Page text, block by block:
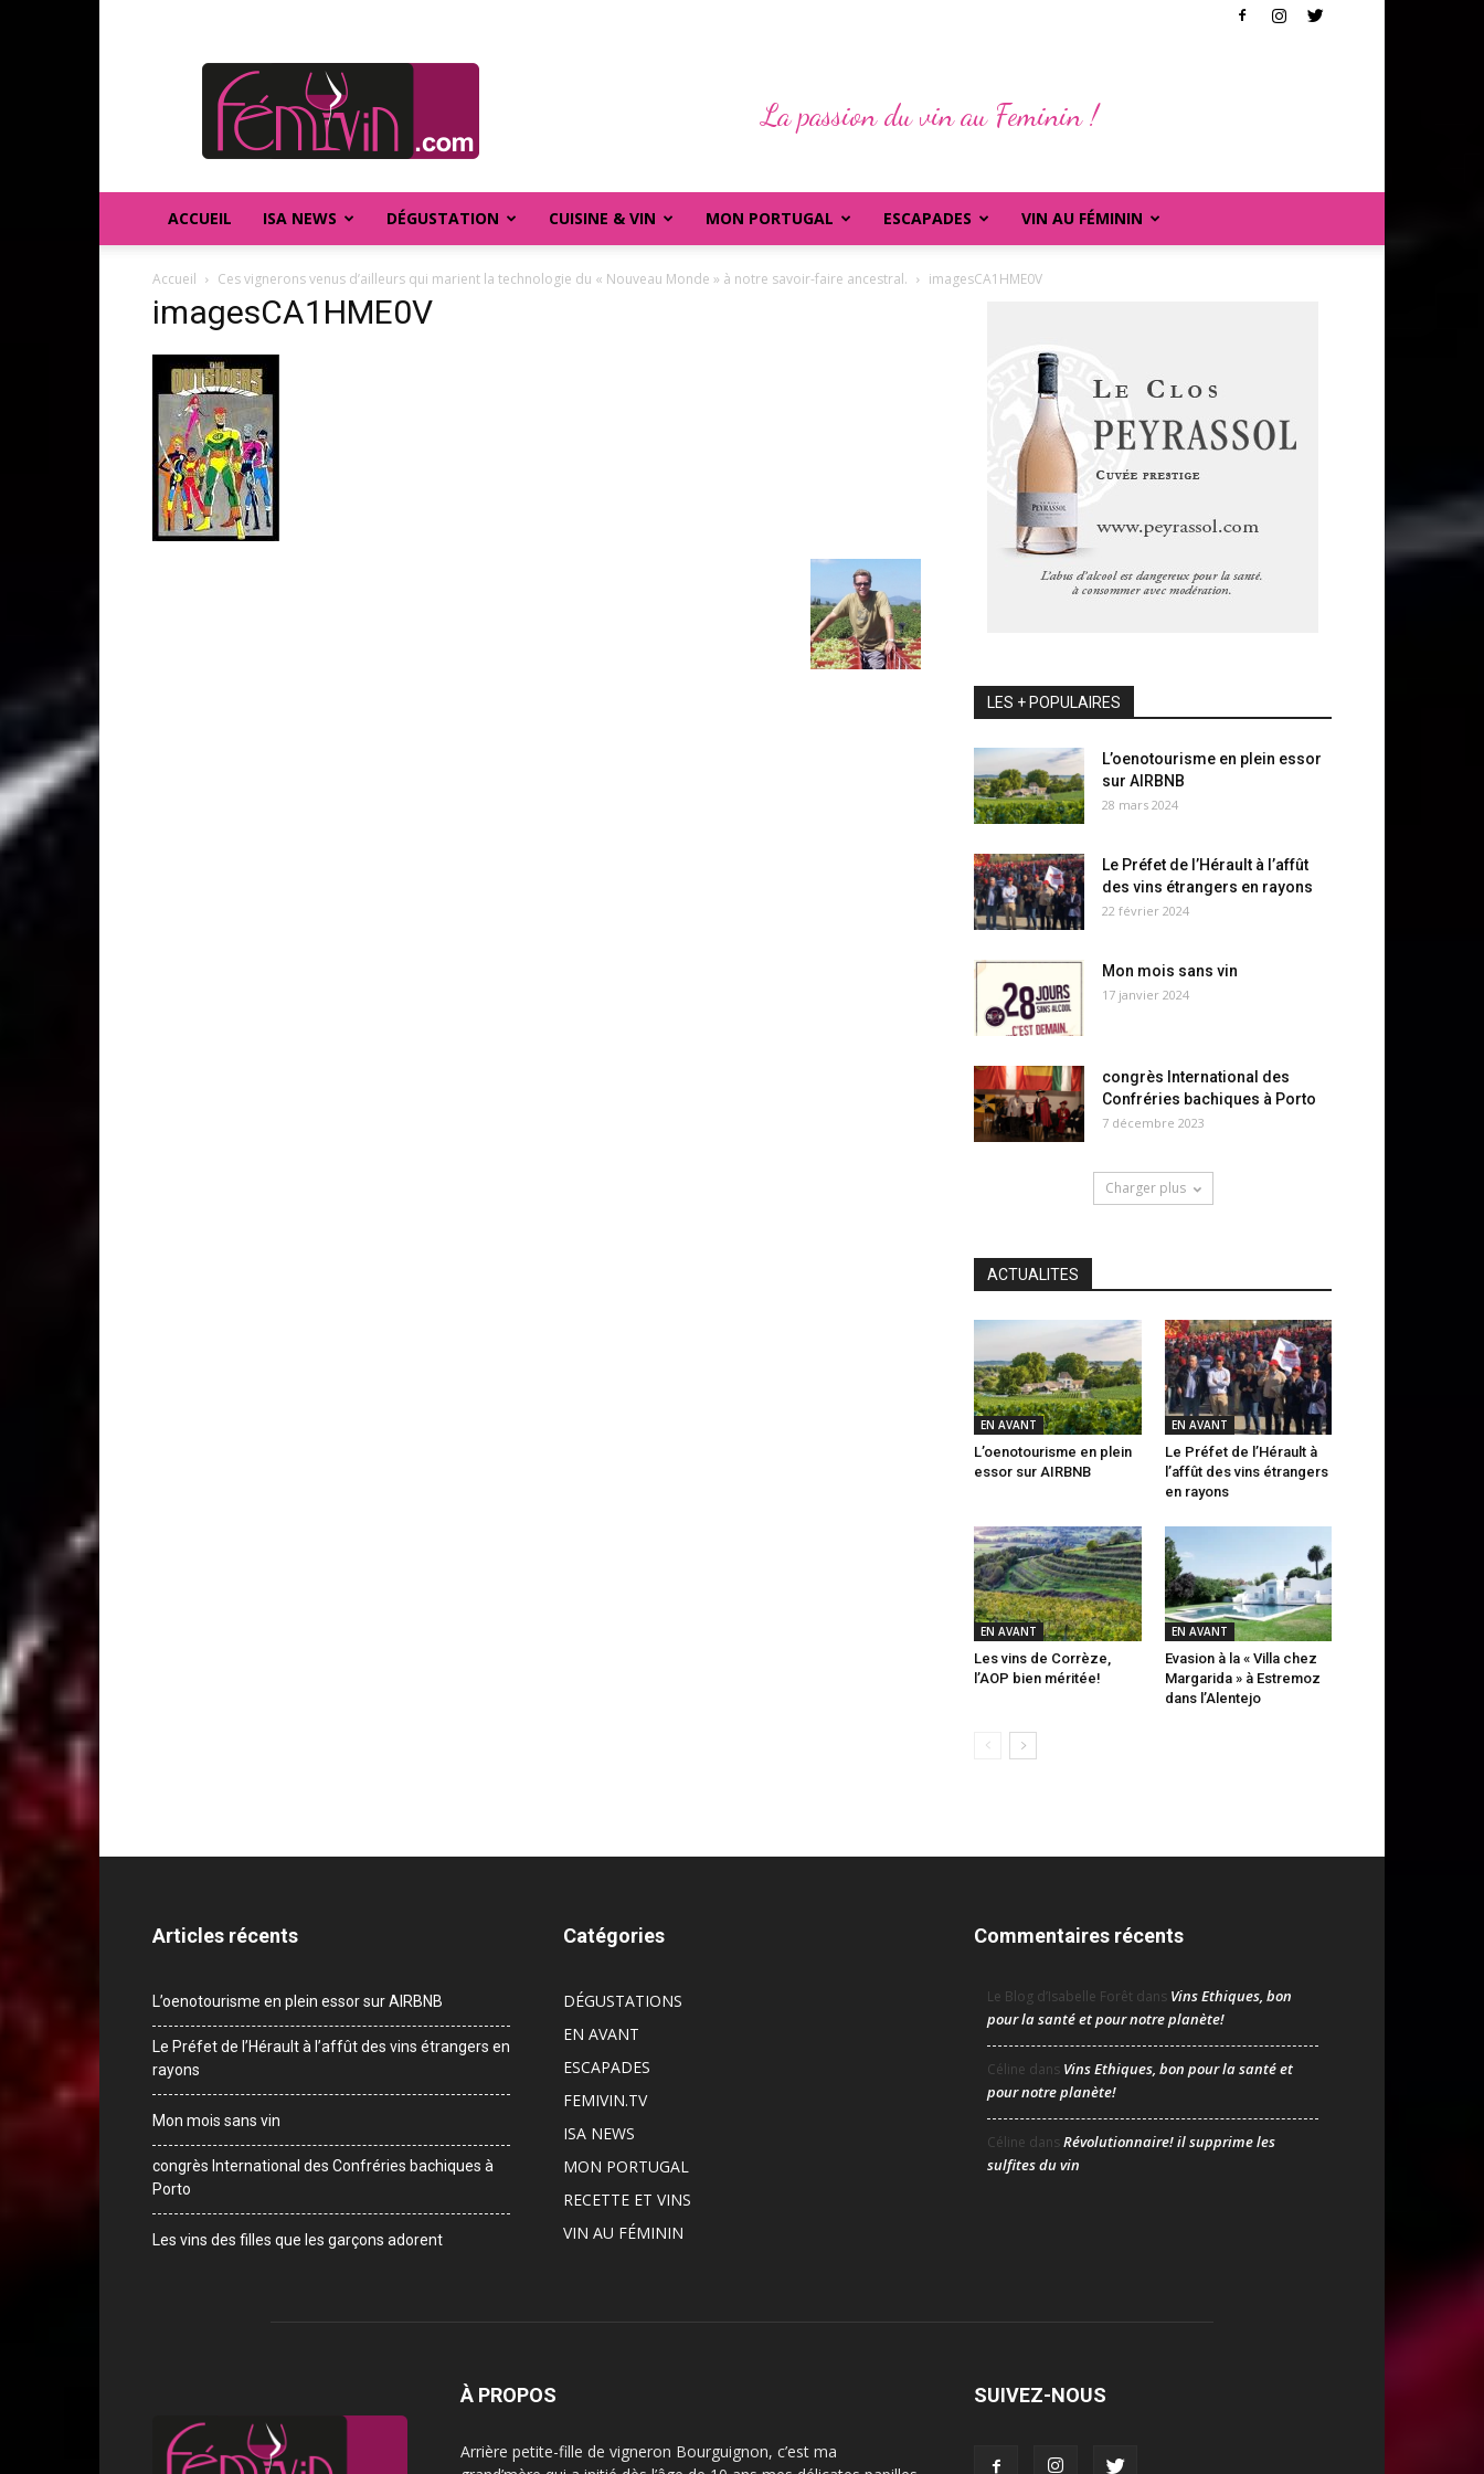
FEMIVIN
La passion du vin au Feminin !
ACCUEIL ISA NEWS DÉGUSTATION CUISINE & VIN MON PORTUGAL ESCAPADES VIN AU FÉMININ
Accueil Ces vignerons venus d’ailleurs qui marient la technologie du « Nouveau Monde » à notre savoir-faire ancestral. imagesCA1HME0V
imagesCA1HME0V
LES + POPULAIRES
L’oenotourisme en plein essor
sur AIRBNB
28 mars 2024
Le Préfet de l’Hérault à l’affût
des vins étrangers en rayons
22 février 2024
Mon mois sans vin
17 janvier 2024
congrès International des
Confréries bachiques à Porto
7 décembre 2023
Charger plus
ACTUALITES
EN AVANT
L’oenotourisme en plein
essor sur AIRBNB
EN AVANT
Le Préfet de l’Hérault à
l’affût des vins étrangers
en rayons
EN AVANT
Les vins de Corrèze,
l’AOP bien méritée!
EN AVANT
Evasion à la « Villa chez
Margarida » à Estremoz
dans l’Alentejo
Articles récents
L’oenotourisme en plein essor sur AIRBNB
Le Préfet de l’Hérault à l’affût des vins étrangers en
rayons
Mon mois sans vin
congrès International des Confréries bachiques à
Porto
Les vins des filles que les garçons adorent
Catégories
DÉGUSTATIONS
EN AVANT
ESCAPADES
FEMIVIN.TV
ISA NEWS
MON PORTUGAL
RECETTE ET VINS
VIN AU FÉMININ
Commentaires récents
Le Blog d’Isabelle Forêt dans Vins Ethiques, bon
pour la santé et pour notre planète!
Céline dans Vins Ethiques, bon pour la santé et
pour notre planète!
Céline dansRévolutionnaire! il supprime les
sulfites du vin
À PROPOS
Arrière petite-fille de vigneron Bourguignon, c’est ma
SUIVEZ-NOUS